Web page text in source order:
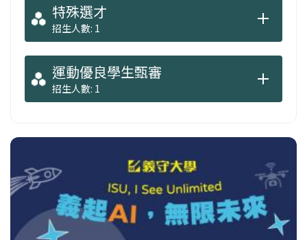
特殊選才
招生人數: 1
運動優良學生甄審
招生人數: 1